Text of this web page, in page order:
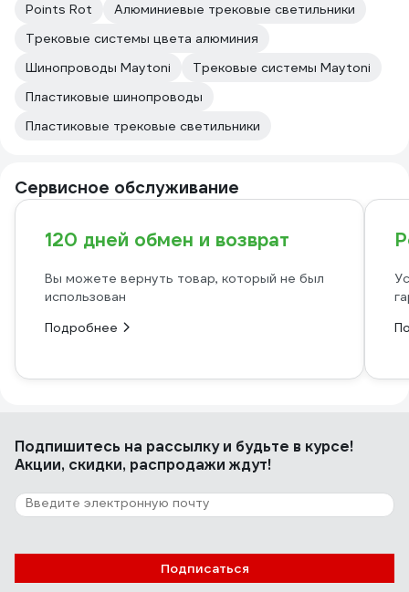
Points Rot
Алюминиевые трековые светильники
Трековые системы цвета алюминия
Шинопроводы Maytoni
Трековые системы Maytoni
Пластиковые шинопроводы
Пластиковые трековые светильники
Сервисное обслуживание
120 дней обмен и возврат
Вы можете вернуть товар, который не был
использован
Подробнее
Подпишитесь на рассылкуи будьте в курсе!
Акции, скидки, распродажи ждут!
Подписаться